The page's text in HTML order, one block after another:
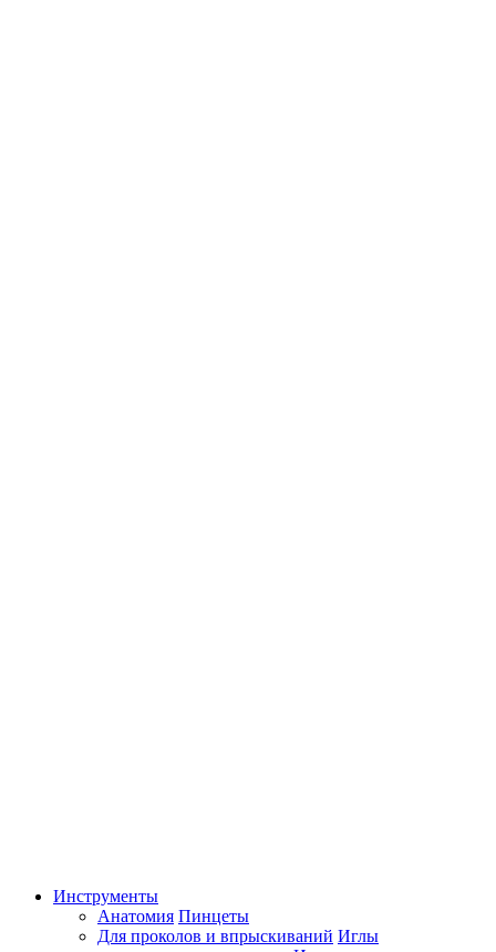
Инструменты
Анатомия Пинцеты
Для проколов и впрыскиваний Иглы